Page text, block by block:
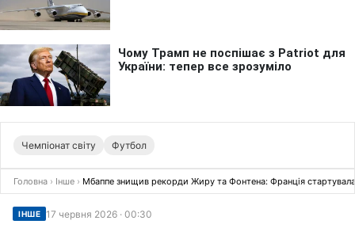
Чемпіонат світу Футбол
Головна › Інше › Мбаппе знищив рекорди Жиру та Фонтена: Франція
ІНШЕ 17 червня 2026 · 00:30